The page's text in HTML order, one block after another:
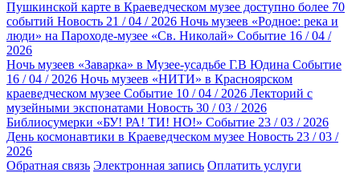
Пушкинской карте в Краеведческом музее доступно более 70
событий Новость 21 / 04 / 2026 Ночь музеев «Родное: река и
люди» на Пароходе-музее «Св. Николай» Событие 16 / 04 /
2026
Ночь музеев «Заварка» в Музее-усадьбе Г.В Юдина Событие
16 / 04 / 2026 Ночь музеев «НИТИ» в Красноярском
краеведческом музее Событие 10 / 04 / 2026 Лекторий с
музейными экспонатами Новость 30 / 03 / 2026
Библиосумерки «БУ! РА! ТИ! НО!» Событие 23 / 03 / 2026
День космонавтики в Краеведческом музее Новость 23 / 03 /
2026
Обратная связь Электронная запись Оплатить услуги